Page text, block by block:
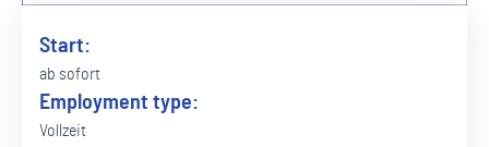
Start:
ab sofort
Employment type:
Vollzeit